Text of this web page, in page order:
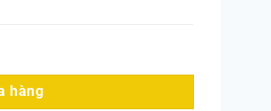
Màng Vị Phô Mai) 1kg (20 Túi/Thùng) số lượng
hàng